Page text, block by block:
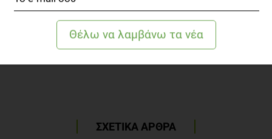
ΣΧΕΤΙΚΑ ΑΡΘΡΑ